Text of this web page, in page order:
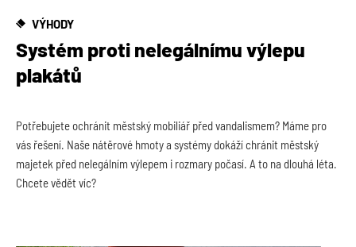
VÝHODY
Systém proti nelegálnímu výlepu
plakátů
Potřebujete ochránit městský mobiliář před vandalismem? Máme pro
vás řešení. Naše nátěrové hmoty a systémy dokáží chránit městský
majetek před nelegálním výlepem i rozmary počasí. A to na dlouhá léta.
Chcete vědět víc?